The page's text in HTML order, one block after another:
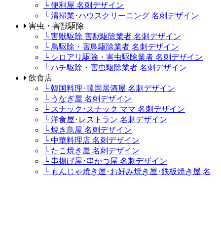
└ 便利屋 名刺デザイン
└ 清掃業･ハウスクリーニング 名刺デザイン
害虫・害獣駆除
└ 害獣駆除 害獣駆除業者 名刺デザイン
└ 鳥駆除・害鳥駆除業者 名刺デザイン
└ シロアリ駆除・害虫駆除業者 名刺デザイン
└ ハチ駆除・害虫駆除業者 名刺デザイン
飲食店
└ 韓国料理･韓国居酒屋 名刺デザイン
└ うなぎ屋 名刺デザイン
└ スナック･スナック ママ 名刺デザイン
└ 洋食屋･レストラン 名刺デザイン
└ 焼き鳥屋 名刺デザイン
└ 中華料理店 名刺デザイン
└ たこ焼き屋 名刺デザイン
└ 串揚げ屋･串かつ屋 名刺デザイン
└ もんじゃ焼き屋･お好み焼き屋･鉄板焼き屋 名